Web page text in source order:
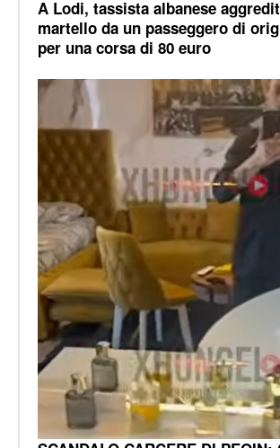
A Lodi, tassista albanese
martello da un passeggero di
per una corsa di 80 euro